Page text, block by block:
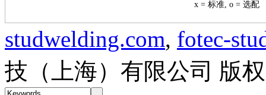
x = 标准, o = 选配
studwelding.com, fotec-
技（上海）有限公司 版